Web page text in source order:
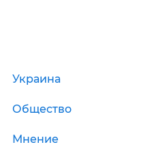
Украина
Общество
Мнение